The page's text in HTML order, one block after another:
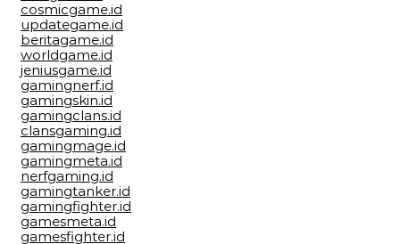
cosmicgame.id
updategame.id
beritagame.id
worldgame.id
jeniusgame.id
gamingnerf.id
gamingskin.id
gamingclans.id
clansgaming.id
gamingmage.id
gamingmeta.id
nerfgaming.id
gamingtanker.id
gamingfighter.id
gamesmeta.id
gamesfighter.id